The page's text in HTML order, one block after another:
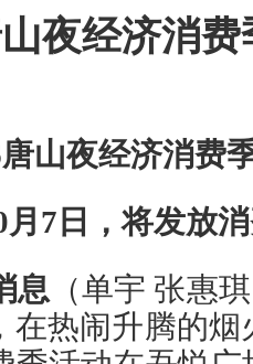
夜经济消
山夜经济消费
月7日，将发放
息 （单宇 张惠
在热闹升腾的